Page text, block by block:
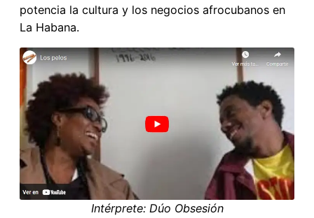
potencia la cultura y los negocios afrocubanos en
La Habana.
Intérprete: Dúo Obsesión